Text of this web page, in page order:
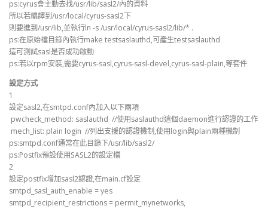
ps:cyrus會主動去找/usr/lib/sasl2/內的資料
所以若編譯到/usr/local/cyrus-sasl2下
則要進到/usr/lib,並執行ln -s /usr/local/cyrus-sasl2/lib/* .
ps:在原始檔目錄內執行make testsaslauthd,可產生testsaslauthd
這可測試sasl是否成功啟動
ps:若以rpm安裝,需要cyrus-sasl,cyrus-sasl-devel,cyrus-sasl-plain,等套件
設定方式
1
設定sasl2,在smtpd.conf內加入以下兩項
pwcheck_method: saslauthd //使用saslauthd這個daemon進行認證的工作
mech_list: plain login //列出支援的認證機制,使用login與plain兩種機制
ps:smtpd.conf通常在此目錄下/usr/lib/sasl2/
ps:Postfix預設使用SASL2的設定檔
2
設定postfix增加sasl2認證,在main.cf設定
smtpd_sasl_auth_enable = yes
smtpd_recipient_restrictions = permit_mynetworks,